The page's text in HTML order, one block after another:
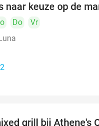
naar keuze op de
Do
Vr
grill bij Athene's